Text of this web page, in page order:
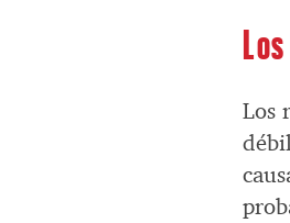
Los